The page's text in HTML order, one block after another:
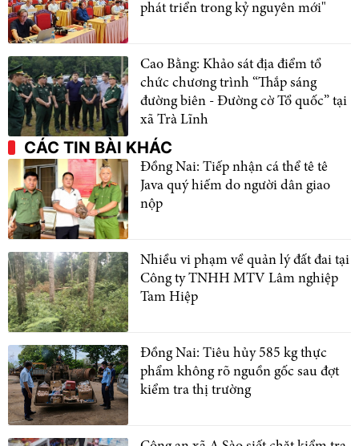
phát triển trong kỷ nguyên mới"
Cao Bằng: Khảo sát địa điểm tổ
chức chương trình “Thắp sáng
đường biên - Đường cờ Tổ quốc” tại
xã Trà Lĩnh
CÁC TIN BÀI KHÁC
Đồng Nai: Tiếp nhận cá thể tê tê
Java quý hiếm do người dân giao
nộp
Nhiều vi phạm về quản lý đất đai tại
Công ty TNHH MTV Lâm nghiệp
Tam Hiệp
Đồng Nai: Tiêu hủy 585 kg thực
phẩm không rõ nguồn gốc sau đợt
kiểm tra thị trường